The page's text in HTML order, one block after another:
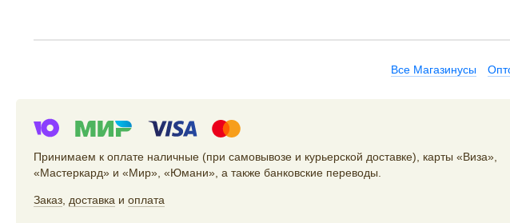
Все Магазинусы
Принимаем к оплате наличные (при самовывозе и курьерской доставке), карты «Виза»,
«Мастеркард» и «Мир», «Юмани», а также банковские переводы.
Заказ доставка и оплата